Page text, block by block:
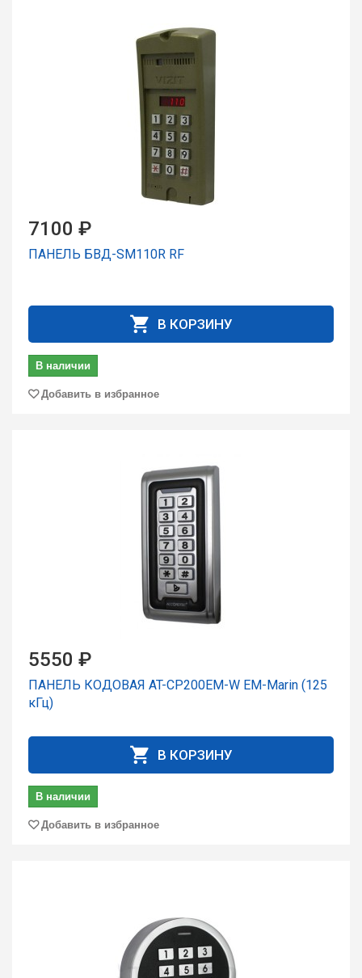
7100 ₽
ПАНЕЛЬ БВД-SM110R RF
В КОРЗИНУ
В наличии
Добавить в избранное
5550 ₽
ПАНЕЛЬ КОДОВАЯ AT-CP200EM-W EM-Marin (125
кГц)
В КОРЗИНУ
В наличии
Добавить в избранное